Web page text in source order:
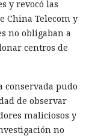
y revocó las
China Telecom y
no obligaban a
centros de
pudo
de observar
maliciosos y
no